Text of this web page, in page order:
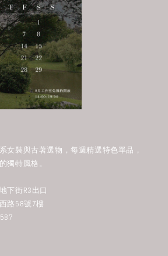
女裝與古著選物，每週精選特色單品，
獨特風格。
下街R3出口
路58號7樓